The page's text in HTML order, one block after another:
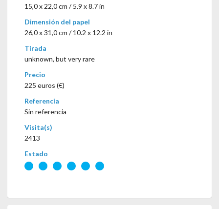
15,0 x 22,0 cm / 5.9 x 8.7 in
Dimensión del papel
26,0 x 31,0 cm / 10.2 x 12.2 in
Tirada
unknown, but very rare
Precio
225 euros (€)
Referencia
Sin referencia
Visita(s)
2413
Estado